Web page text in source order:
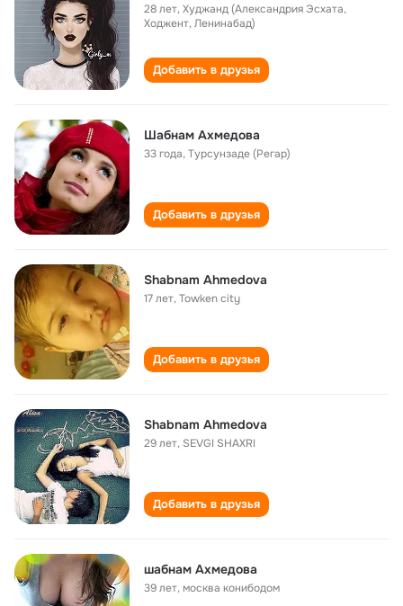
28 лет,Худжанд (Александрия Эсхата,
Ходжент, Ленинабад)
Добавить в друзья
Шабнам Ахмедова
33 года,Турсунзаде (Регар)
Добавить в друзья
Shabnam Ahmedova
17 лет,Towken city
Добавить в друзья
Shabnam Ahmedova
29 лет, SEVGI SHAXRI
Добавить в друзья
шабнам Ахмедова
39 лет,москва конибодом